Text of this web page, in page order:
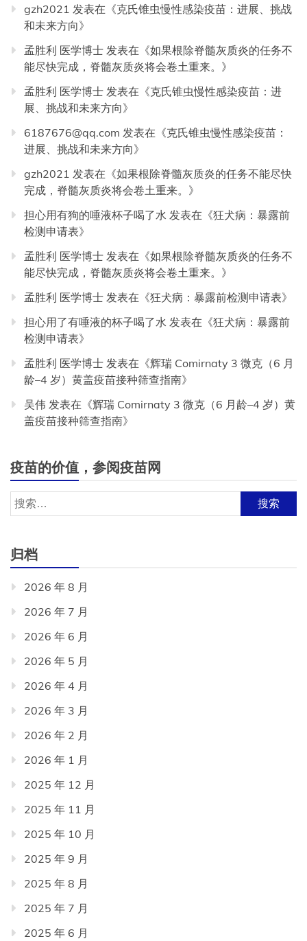
gzh2021 发表在《克氏锥虫慢性感染疫苗：进展、挑战
和未来方向》
孟胜利 医学博士 发表在《如果根除脊髓灰质炎的任务不
能尽快完成，脊髓灰质炎将会卷土重来。 》
孟胜利 医学博士 发表在《克氏锥虫慢性感染疫苗：进
展、挑战和未来方向》
6187676@qq.com 发表在《克氏锥虫慢性感染疫苗：
进展、挑战和未来方向》
gzh2021 发表在《如果根除脊髓灰质炎的任务不能尽快
完成，脊髓灰质炎将会卷土重来。 》
担心用有狗的唾液杯子喝了水 发表在《狂犬病：暴露前
检测申请表》
孟胜利 医学博士 发表在《如果根除脊髓灰质炎的任务不
能尽快完成，脊髓灰质炎将会卷土重来。 》
孟胜利 医学博士 发表在《狂犬病：暴露前检测申请表》
担心用了有唾液的杯子喝了水 发表在《狂犬病：暴露前
检测申请表》
孟胜利 医学博士 发表在《辉瑞 Comirnaty 3 微克（6 月
龄–4 岁）黄盖疫苗接种筛查指南》
吴伟 发表在《辉瑞 Comirnaty 3 微克（6 月龄–4 岁）黄
盖疫苗接种筛查指南》
疫苗的价值，参阅疫苗网
搜
索：
归档
2026 年 8 月
2026 年 7 月
2026 年 6 月
2026 年 5 月
2026 年 4 月
2026 年 3 月
2026 年 2 月
2026 年 1 月
2025 年 12 月
2025 年 11 月
2025 年 10 月
2025 年 9 月
2025 年 8 月
2025 年 7 月
2025 年 6 月